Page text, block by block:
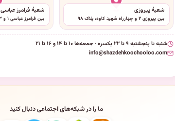
شعبهٔ پیروزی
بین پیروزی ۲ و چهارراه شهید کاوه، پلاک ۹۸
شعبهٔ فرامرز عباسی
بین فرامرز عباسی ۱ و ۳، پلاک ۷۴
شنبه تا پنجشنبه ۹ تا ۲۲ یکسره · جمعه‌ها ۱۰ تا ۱۴ و ۱۶ تا ۲۱
info@shazdehkoochooloo.com
ما را در شبکه‌های اجتماعی دنبال کنید